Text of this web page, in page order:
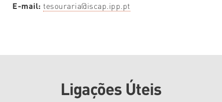
E-mail: tesouraria@iscap.ipp.pt
Ligações Úteis